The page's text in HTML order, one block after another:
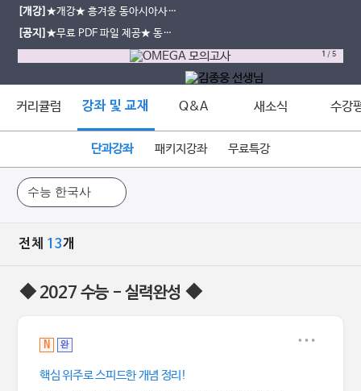
[개강]★개강★ 흥겨웅 동아시아사/
세계사 압축 특강 개강 안내
[공지]★무료 PDF 파일 제공★ 동아
시아사/세계사 기출문제집 PDF 다운
1 /5
커리큘럼 강좌 및 교재 Q&A 새소식 수강
단과강좌 패키지강좌 무료특강
전체 13개
◆ 2027 수능 - 실력완성 ◆
N 완
핵심 위주로 스피드한 개념 정리!